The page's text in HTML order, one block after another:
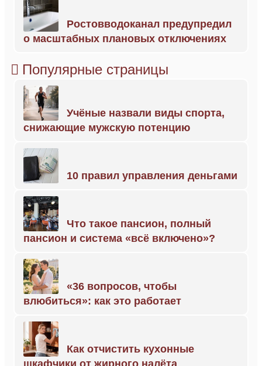
Ростовводоканал предупредил
о масштабных плановых отключениях
Популярные страницы
Учёные назвали виды спорта,
снижающие мужскую потенцию
10 правил управления деньгами
Что такое пансион, полный
пансион и система «всё включено»?
«36 вопросов, чтобы
влюбиться»: как это работает
Как отчистить кухонные
шкафчики от жирного налёта